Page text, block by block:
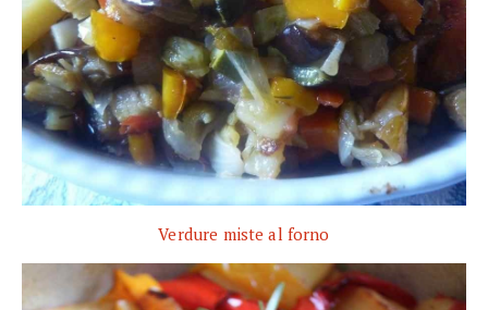
Verdure miste al forno